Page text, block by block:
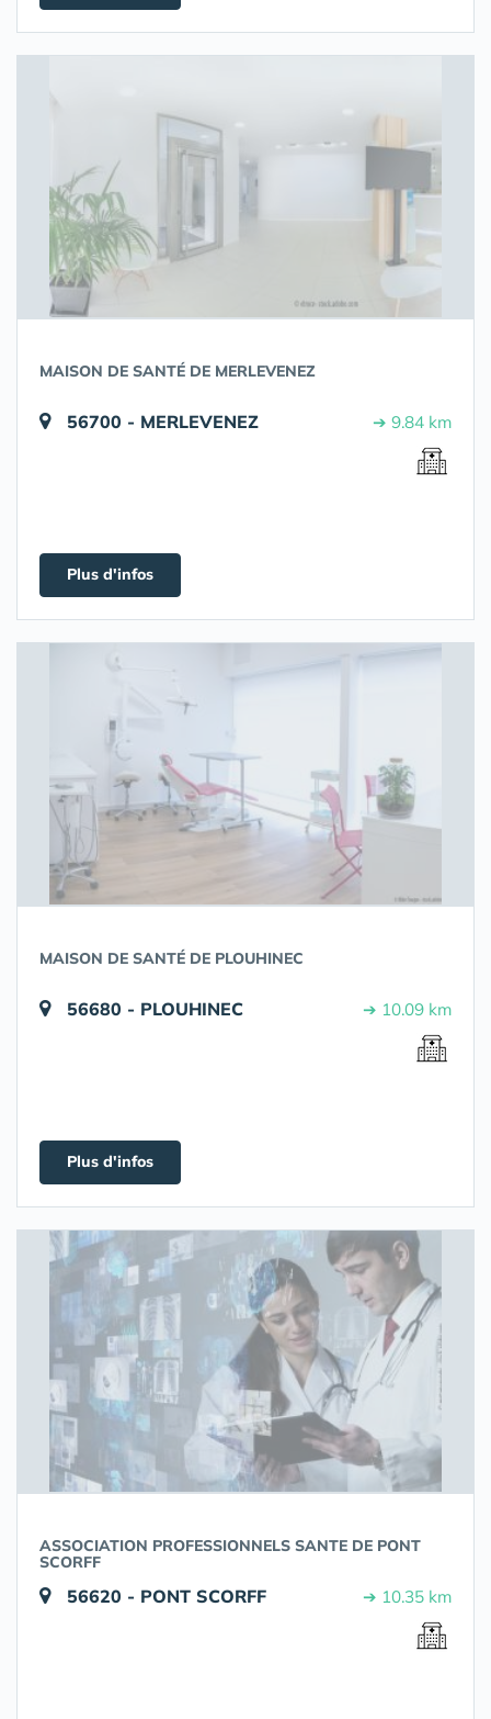
MAISON DE SANTÉ DE MERLEVENEZ
56700 - MERLEVENEZ ➔ 9.84 km
Plus d'infos
MAISON DE SANTÉ DE PLOUHINEC
56680 - PLOUHINEC ➔ 10.09 km
Plus d'infos
ASSOCIATION PROFESSIONNELS SANTE DE PONT
SCORFF
56620 - PONT SCORFF ➔ 10.35 km